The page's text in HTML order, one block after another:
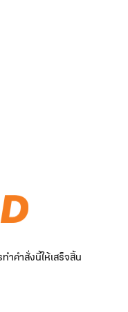
คำสั่งนี้ให้เสร็จสิ้น